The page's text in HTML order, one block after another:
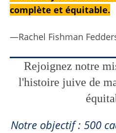
complète et équitable.
—Rachel Fishman
Rejoignez notre
l'histoire juive de
Notre objectif : 500